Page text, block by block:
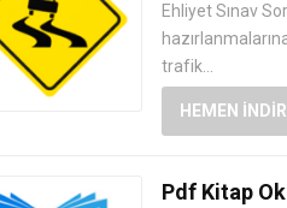
Ehliyet Sınav
trafik...
HEMEN İNDIR
Pdf Kitap